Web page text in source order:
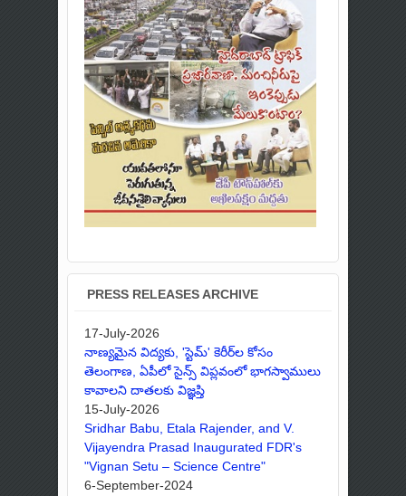
PRESS RELEASES ARCHIVE
17-July-2026
నాణ్యమైన విద్యకు, 'స్టెమ్' కెరీర్‌ల కోసం
తెలంగాణ, ఏపీలో సైన్స్ విప్లవంలో భాగస్వాములు
కావాలని దాతలకు విజ్ఞప్తి
15-July-2026
Sridhar Babu, Etala Rajender, and V.
Vijayendra Prasad Inaugurated FDR's
"Vignan Setu – Science Centre"
6-September-2024